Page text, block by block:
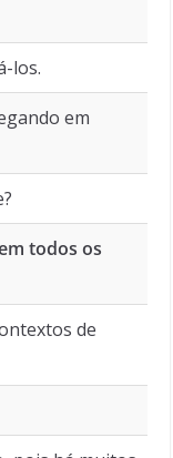
los.
em
todos os
de